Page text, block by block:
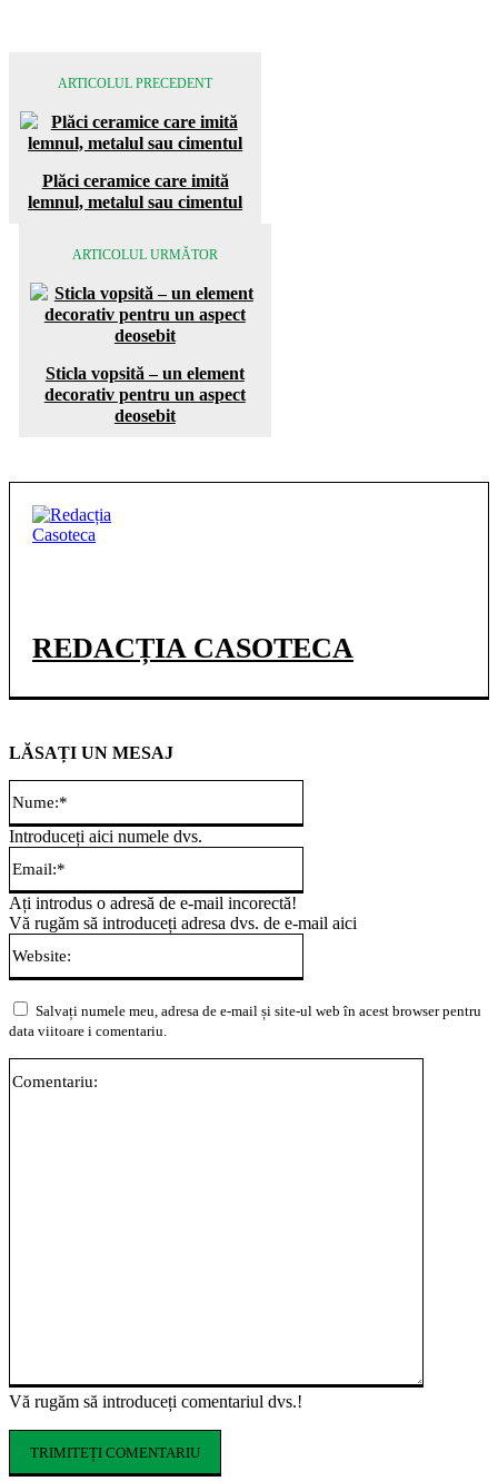
ARTICOLUL PRECEDENT
Plăci ceramice care imită
lemnul, metalul sau cimentul
ARTICOLUL URMĂTOR
Sticla vopsită – un element
decorativ pentru un aspect
deosebit
REDACȚIA CASOTECA
LĂSAȚI UN MESAJ
Vă rugăm să introduceți comentariul dvs.!
Introduceți aici numele dvs.
Ați introdus o adresă de e-mail incorectă!
Vă rugăm să introduceți adresa dvs. de e-mail aici
Salvați numele meu, adresa de e-mail și site-ul web în acest browser pentru
data viitoare i comentariu.